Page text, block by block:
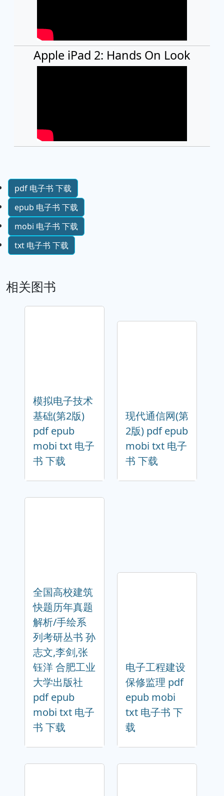
Apple iPad 2: Hands On Look
pdf 电子书 下载
epub 电子书 下载
mobi 电子书 下载
txt 电子书 下载
相关图书
模拟电子技术
基础(第2版)
pdf epub
mobi txt 电子
书 下载
现代通信网(第
2版) pdf epub
mobi txt 电子
书 下载
全国高校建筑
快题历年真题
解析/手绘系
列考研丛书 孙
志文,李剑,张
钰洋 合肥工业
大学出版社
pdf epub
mobi txt 电子
书 下载
电子工程建设
保修监理 pdf
epub mobi
txt 电子书 下
载